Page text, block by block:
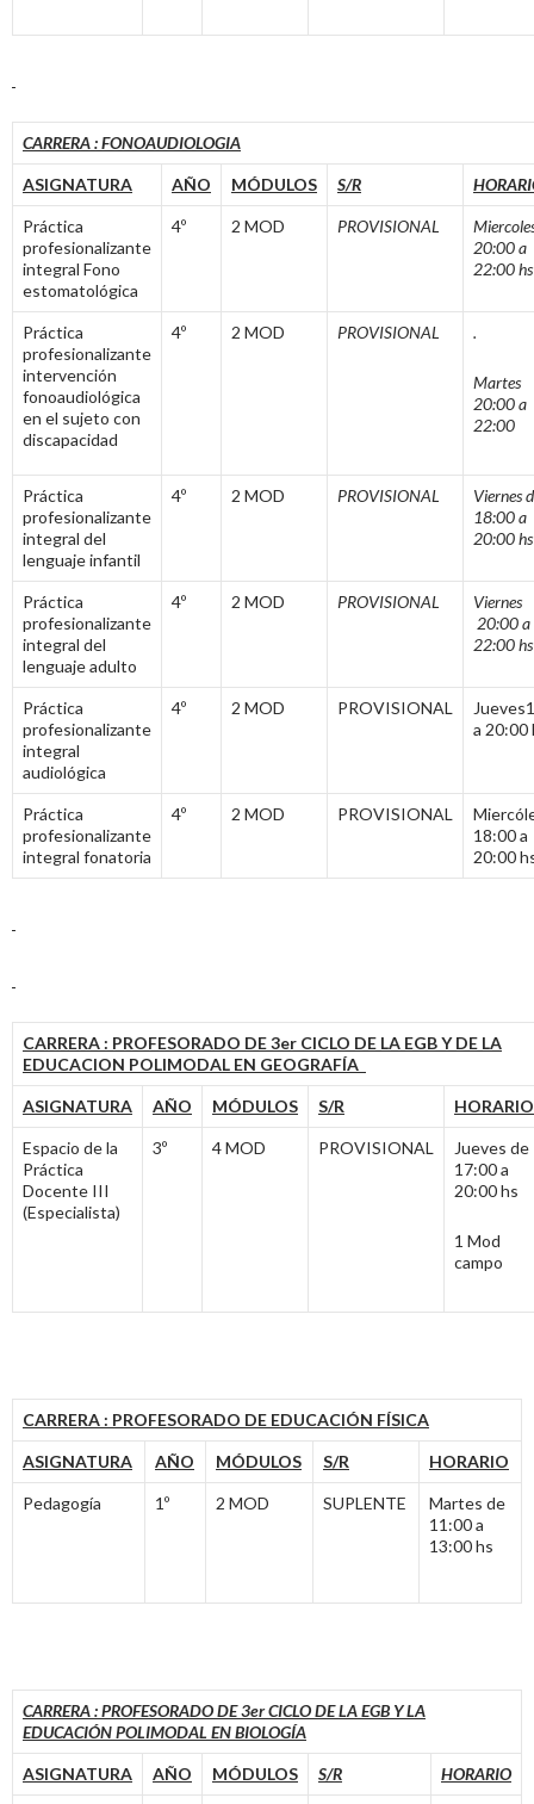
CARRERA : FONOAUDIOLOGIA
ASIGNATURA AÑO MÓDULOS S/R
Práctica
profesionalizante
integral Fono
estomatológica
4º 2 MOD PROVISIONAL
20:00 a
22:00 hs
Práctica
profesionalizante
intervención
fonoaudiológica
en el sujeto con
discapacidad
4º 2 MOD PROVISIONAL .
Martes
20:00 a
22:00
Práctica
profesionalizante
integral del
lenguaje infantil
4º 2 MOD PROVISIONAL
Viernes
18:00 a
20:00 hs
Práctica
profesionalizante
integral del
lenguaje adulto
4º 2 MOD PROVISIONAL
Viernes
20:00 a
22:00 hs
Práctica
profesionalizante
integral
audiológica
4º 2 MOD PROVISIONAL
a 20:00
Práctica
profesionalizante
integral fonatoria
4º 2 MOD PROVISIONAL
18:00 a
20:00
CARRERA : PROFESORADO DE 3er CICLO DE LA EGB Y DE LA
EDUCACION POLIMODAL EN GEOGRAFÍA
ASIGNATURA AÑO MÓDULOS S/R HORARIO
Espacio de la
Práctica
Docente III
(Especialista)
3º 4 MOD PROVISIONAL
Jueves de
17:00 a
20:00 hs
1 Mod
campo
CARRERA : PROFESORADO DE EDUCACIÓN FÍSICA
ASIGNATURA AÑO MÓDULOS S/R HORARIO
Pedagogía 1º 2 MOD SUPLENTE
Martes de
11:00 a
13:00 hs
CARRERA : PROFESORADO DE 3er CICLO DE LA EGB Y LA
EDUCACIÓN POLIMODAL EN BIOLOGÍA
ASIGNATURA AÑO MÓDULOS S/R HORARIO